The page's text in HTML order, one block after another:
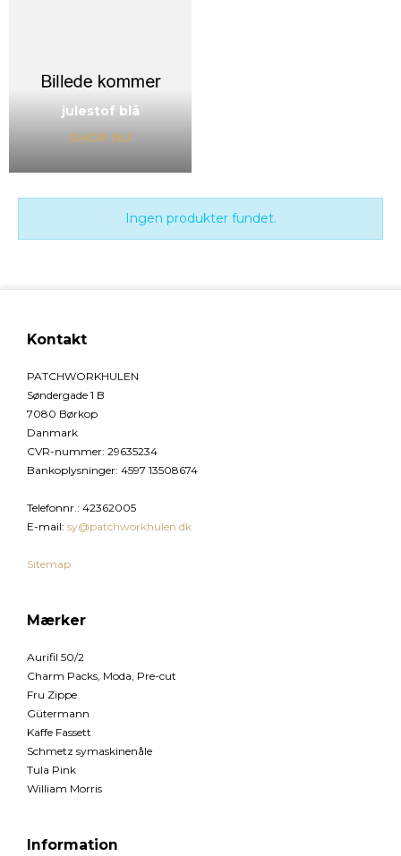
julestof blå
SHOP NU
Ingen produkter fundet.
Kontakt
PATCHWORKHULEN
Søndergade 1 B
7080 Børkop
Danmark
CVR-nummer: 29635234
Bankoplysninger: 4597 13508674
Telefonnr. : 42362005
E-mail: sy@patchworkhulen.dk
Sitemap
Mærker
Aurifil 50/2
Charm Packs, Moda, Pre-cut
Fru Zippe
Gütermann
Kaffe Fassett
Schmetz symaskinenåle
Tula Pink
William Morris
Information